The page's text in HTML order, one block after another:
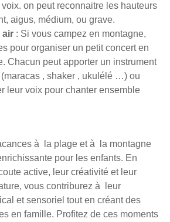
on peut reconnaitre les hauteurs
aigus, médium, ou grave.
air : Si vous campez en montagne,
pour organiser un petit concert en
Chacun peut apporter un instrument
, shaker , ukulélé …) ou
leur voix pour chanter ensemble
à la plage et à la montagne
pour les enfants. En
active, leur créativité et leur
vous contriburez à leur
et sensoriel tout en créant des
en famille. Profitez de ces moments